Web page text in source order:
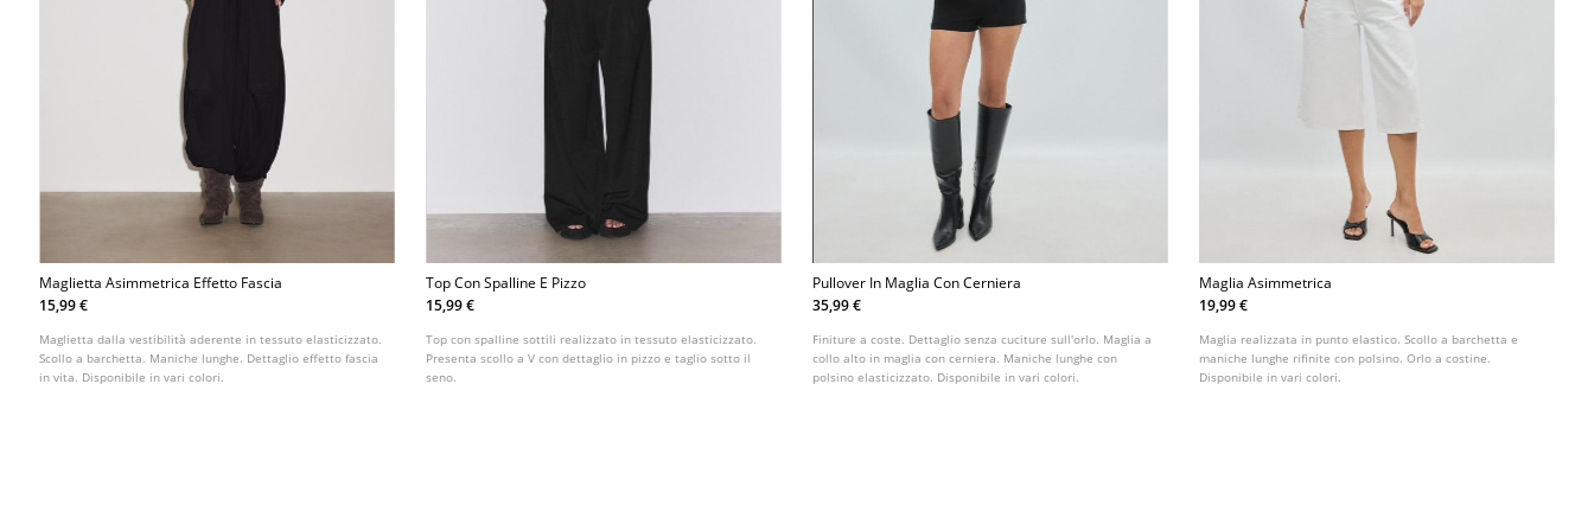
Maglietta Asimmetrica Effetto Fascia
15,99 €
Maglietta dalla vestibilità aderente in tessuto elasticizzato.
Scollo a barchetta. Maniche lunghe. Dettaglio effetto fascia
in vita. Disponibile in vari colori.
Top Con Spalline E Pizzo
15,99 €
Top con spalline sottili realizzato in tessuto elasticizzato.
Presenta scollo a V con dettaglio in pizzo e taglio sotto il
seno.
Pullover In Maglia Con Cerniera
35,99 €
Finiture a coste. Dettaglio senza cuciture sull'orlo. Maglia a
collo alto in maglia con cerniera. Maniche lunghe con
polsino elasticizzato. Disponibile in vari colori.
Maglia Asimmetrica
19,99 €
Maglia realizzata in punto elastico. Scollo a barchetta e
maniche lunghe rifinite con polsino. Orlo a costine.
Disponibile in vari colori.